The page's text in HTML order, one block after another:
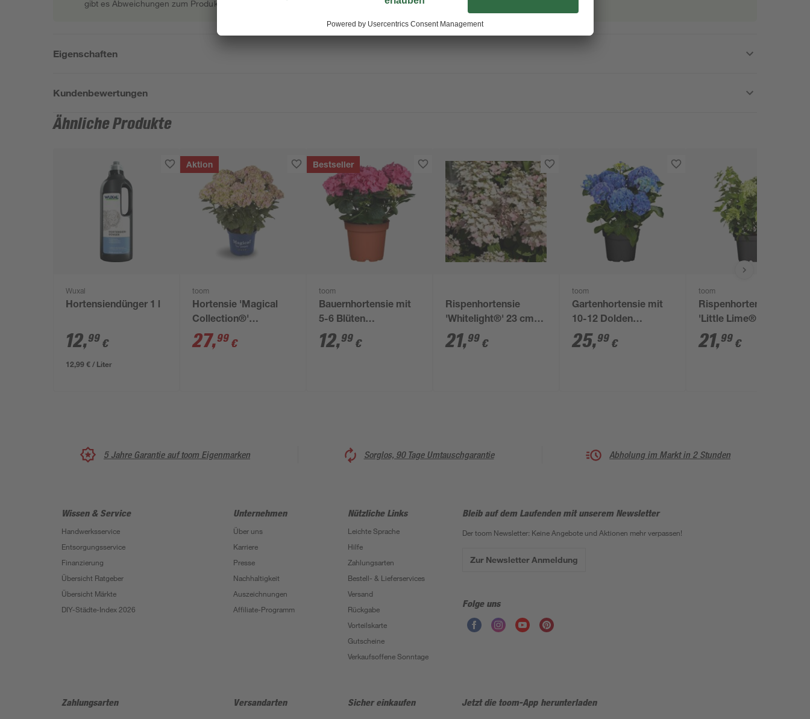
gibt es Abweichungen zum Produktfoto.
Eigenschaften
Kundenbewertungen
Ähnliche Produkte
Wuxal
Hortensiendünger 1 l
12,99 €
12,99 € / Liter
Aktion
toom
Hortensie 'Magical
Collection®'
verschiedene Farben
23 cm Topf
27,99 €
Bestseller
toom
Bauernhortensie mit
5-6 Blüten
verschiedene Farben
19 cm Topf
12,99 €
Rispenhortensie
'Whitelight®' 23 cm
Topf
21,99 €
toom
Gartenhortensie mit
10-12 Dolden
verschiedene Farben
23 cm Topf
25,99 €
toom
Rispenhortensie
'Little Lime®'
grün/rosa 23 cm Topf
21,99 €
5 Jahre Garantie auf toom Eigenmarken Sorglos, 90 Tage Umtauschgarantie Abholung im Markt in 2 Stunden
Wissen & Service
Handwerksservice
Entsorgungsservice
Finanzierung
Übersicht Ratgeber
Übersicht Märkte
DIY-Städte-Index 2026
Unternehmen
Über uns
Karriere
Presse
Nachhaltigkeit
Auszeichnungen
Affiliate-Programm
Nützliche Links
Leichte Sprache
Hilfe
Zahlungsarten
Bestell- & Lieferservices
Versand
Rückgabe
Vorteilskarte
Gutscheine
Verkaufsoffene Sonntage
Bleib auf dem Laufenden mit unserem Newsletter
Der toom Newsletter: Keine Angebote und Aktionen mehr verpassen!
Zur Newsletter Anmeldung
Folge uns
Zahlungsarten Versandarten Sicher einkaufen Jetzt die toom-App herunterladen